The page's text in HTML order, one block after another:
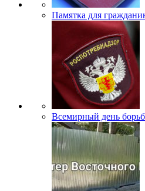
Памятка для
Всемирный день